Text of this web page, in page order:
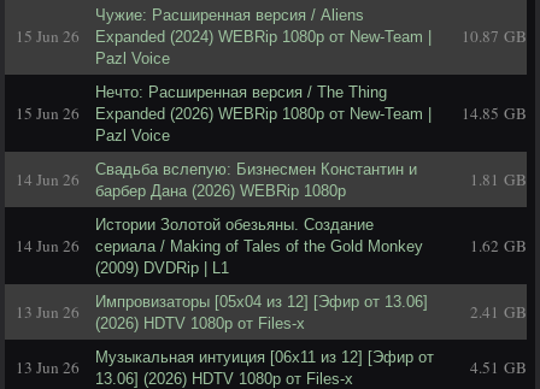
15 Jun 26
Чужие: Расширенная версия / Aliens
Expanded (2024) WEBRip 1080p от New-Team |
Pazl Voice
10.87 GB
15 Jun 26
Нечто: Расширенная версия / The Thing
Expanded (2026) WEBRip 1080p от New-Team |
Pazl Voice
14.85 GB
14 Jun 26
Свадьба вслепую: Бизнесмен Константин и
барбер Дана (2026) WEBRip 1080p
1.81 GB
14 Jun 26
Истории Золотой обезьяны. Создание
сериала / Making of Tales of the Gold Monkey
(2009) DVDRip | L1
1.62 GB
13 Jun 26
Импровизаторы [05x04 из 12] [Эфир от 13.06]
(2026) HDTV 1080р от Files-x
2.41 GB
13 Jun 26
Музыкальная интуиция [06x11 из 12] [Эфир от
13.06] (2026) HDTV 1080р от Files-x
4.51 GB